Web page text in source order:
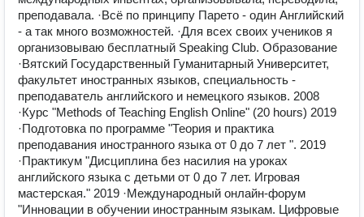
преподавала. ·Всё по принципу Парето - один Английский
- а так много возможностей. ·Для всех своих учеников я
организовываю бесплатный Speaking Club. Образование
·Вятский Государственный Гуманитарный Университет,
факультет иностранных языков, специальность -
преподаватель английского и немецкого языков. 2008
·Курс "Methods of Teaching English Online" (20 hours) 2019
·Подготовка по программе "Теория и практика
преподавания иностранного языка от 0 до 7 лет ". 2019
·Практикум "Дисциплина без насилия на уроках
английского языка с детьми от 0 до 7 лет. Игровая
мастерская." 2019 ·Международный онлайн-форум
"Инновации в обучении иностранным языкам. Цифровые